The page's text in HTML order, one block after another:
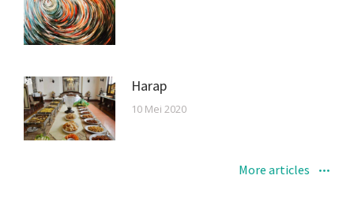
Harap
10 Mei 2020
More articles